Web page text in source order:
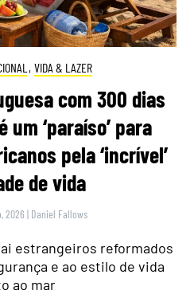
, VIDA & LAZER
com 300 dias
um ‘paraíso’ para
pela ‘incrível’
de vida
2026 | Daniel Fallows
estrangeiros reformados
e ao estilo de vida
ao mar